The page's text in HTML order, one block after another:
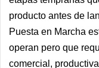
producto antes de
Puesta en Marcha
operan pero que
comercial,